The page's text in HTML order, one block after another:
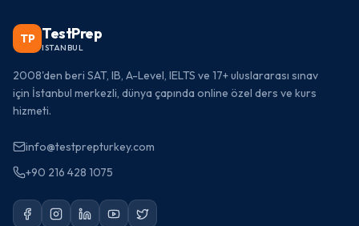
TP TestPrep
ISTANBUL
2008'den beri SAT, IB, A-Level, IELTS ve 17+ uluslararası sınav
için İstanbul merkezli, dünya çapında online özel ders ve kurs
hizmeti.
info@testprepturkey.com
+90 216 428 1075